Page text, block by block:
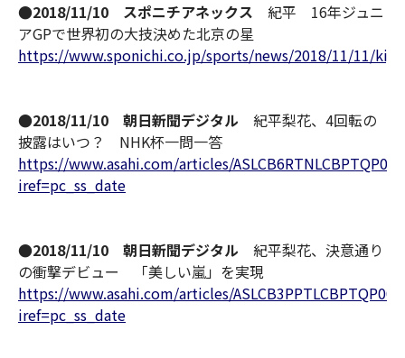
●2018/11/10 スポニチアネックス 紀平 16年ジュニ
アGPで世界初の大技決めた北京の星
https://www.sponichi.co.jp/sports/news/2018/11/11/kiji/
●2018/11/10 朝日新聞デジタル 紀平梨花、4回転の
披露はいつ？ NHK杯一問一答
https://www.asahi.com/articles/
iref=pc_ss_date
●2018/11/10 朝日新聞デジタル 紀平梨花、決意通り
の衝撃デビュー 「美しい嵐」を実現
https://www.asahi.com/articles/
iref=pc_ss_date